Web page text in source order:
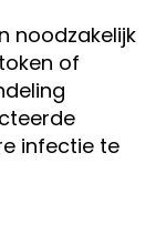
noodzakelijk
of
infectie te